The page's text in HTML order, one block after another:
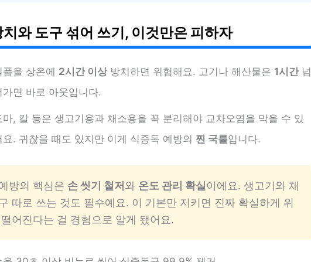
와 도구 섞어 쓰기, 이것만은 피하자
품을 상온에 2시간 이상방치하면 위험해요. 고기나 해산물은 1시간넘
가면 바로 아웃입니다.
마, 칼 등은 생고기용과 채소용을 꼭 분리해야 교차오염을 막을 수 있
요. 귀찮을 때도 있지만 이게 식중독 예방의 찐 국룰입니다.
방의 핵심은 손 씻기 철저와 온도 관리 확실이에요. 생고기와 채
따로 쓰는 것도 필수예요. 이 기본만 지키면 진짜 확실하게 위
어진다는 걸 경험으로 알게 됐어요.